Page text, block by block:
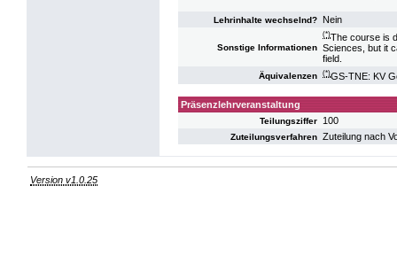
Lehrinhalte wechselnd? Nein
Sonstige Informationen
(*)The course is
Sciences, but it
field.
Äquivalenzen (*)GS-TNE: KV
Präsenzlehrveranstaltung
Teilungsziffer 100
Zuteilungsverfahren Zuteilung nach
Version v1.0.25